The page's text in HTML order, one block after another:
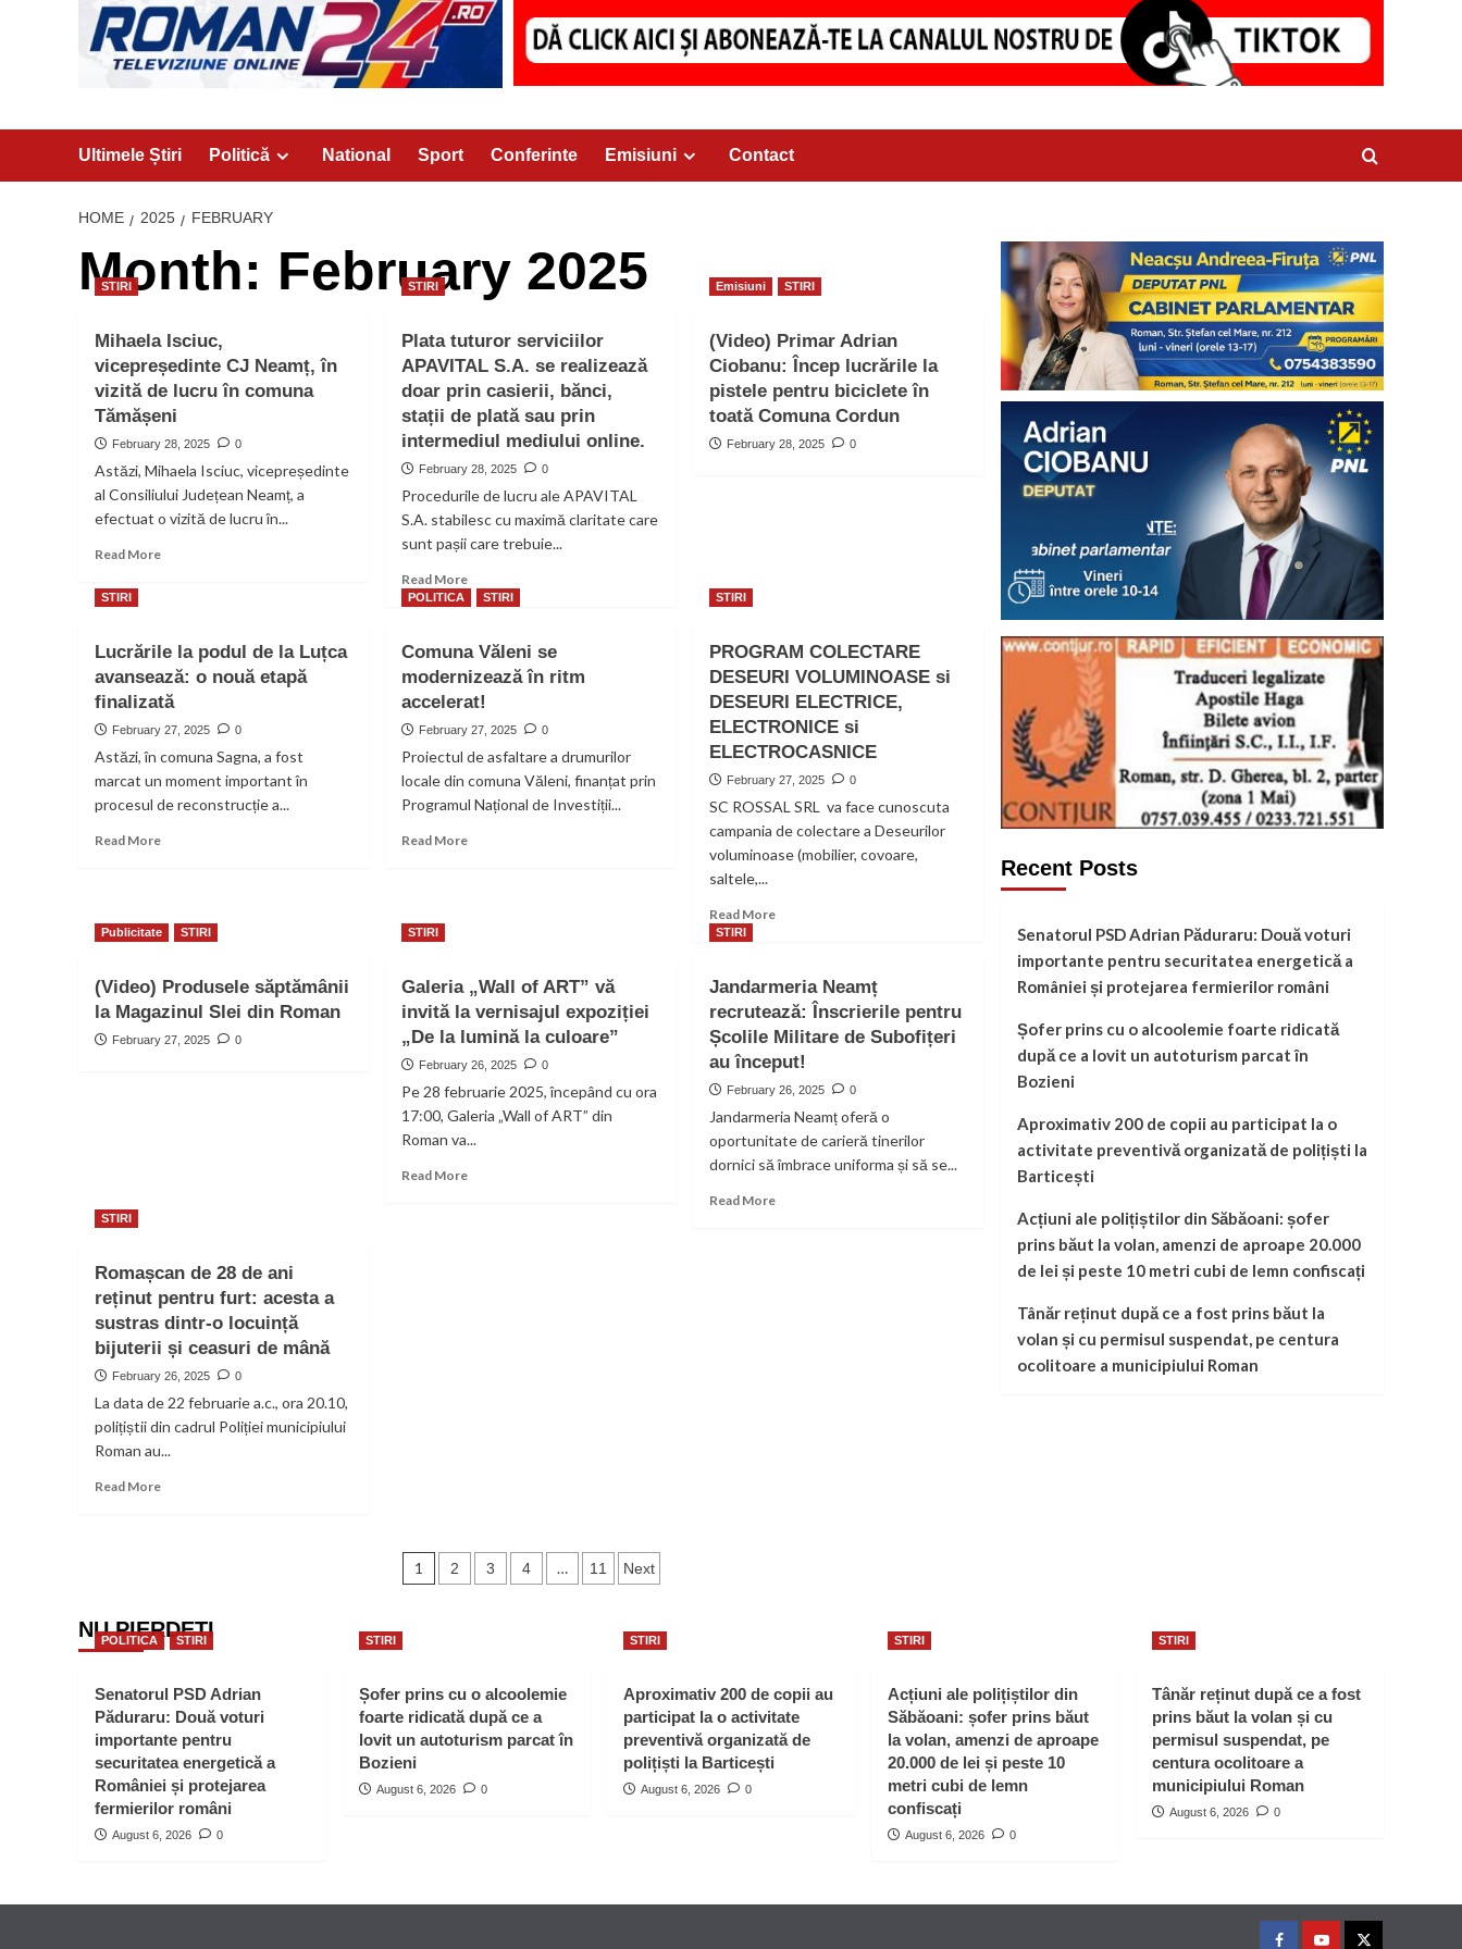
Ultimele Știri Politică National Sport Conferinte Emisiuni Contact
HOME 2025 FEBRUARY
Month: February 2025
STIRI
Mihaela Isciuc,
vicepreședinte CJ Neamț, în
vizită de lucru în comuna
Tămășeni
February 28, 2025 0
Astăzi, Mihaela Isciuc, vicepreședinte
al Consiliului Județean Neamț, a
efectuat o vizită de lucru în...
Read MoreRead
vicepreședinte
CJ
Neamț,
vizită
de
lucru
în
Tămășeni
STIRI
Plata tuturor serviciilor
APAVITAL S.A. se realizează
doar prin casierii, bănci,
stații de plată sau prin
intermediul mediului online.
February 28, 2025 0
Procedurile de lucru ale APAVITAL
S.A. stabilesc cu maximă claritate care
sunt pașii care trebuie...
Read MoreRead
more
tuturor
serviciilor
APAVITAL
realizează
doar
prin
bănci,
mediului
online.
Emisiuni STIRI
(Video) Primar Adrian
Ciobanu: Încep lucrările la
pistele pentru biciclete în
toată Comuna Cordun
February 28, 2025 0
STIRI
Lucrările la podul de la Luțca
avansează: o nouă etapă
finalizată
February 27, 2025 0
Astăzi, în comuna Sagna, a fost
marcat un moment important în
procesul de reconstrucție a...
Read MoreRead
la
podul
la
Luțca
avansează:
o
POLITICA STIRI
Comuna Văleni se
modernizează în ritm
accelerat!
February 27, 2025 0
Proiectul de asfaltare a drumurilor
locale din comuna Văleni, finanțat prin
Programul Național de Investiții...
Read MoreRead
accelerat!
STIRI
PROGRAM COLECTARE
DESEURI VOLUMINOASE si
DESEURI ELECTRICE,
ELECTRONICE si
ELECTROCASNICE
February 27, 2025 0
SC ROSSAL SRL va face cunoscuta
campania de colectare a Deseurilor
voluminoase (mobilier, covoare,
saltele,...
Read MoreRead
COLECTARE
DESEURI
VOLUMINOASE
si
DESEURI
ELECTRICE,
ELECTRONICE
si
ELECTROCASNICE
Publicitate STIRI
(Video) Produsele săptămânii
la Magazinul Slei din Roman
February 27, 2025 0
STIRI
Galeria „Wall of ART” vă
invită la vernisajul expoziției
„De la lumină la culoare”
February 26, 2025 0
Pe 28 februarie 2025, începând cu ora
17:00, Galeria „Wall of ART” din
Roman va...
Read MoreRead
STIRI
Jandarmeria Neamț
recrutează: Înscrierile pentru
Școlile Militare de Subofițeri
au început!
February 26, 2025 0
Jandarmeria Neamț oferă o
oportunitate de carieră tinerilor
dornici să îmbrace uniforma și să se...
Read MoreRead
STIRI
Romașcan de 28 de ani
reținut pentru furt: acesta a
sustras dintr-o locuință
bijuterii și ceasuri de mână
February 26, 2025 0
La data de 22 februarie a.c., ora 20.10,
polițiștii din cadrul Poliției municipiului
Roman au...
Read MoreRead
ani
reținut
furt:
acesta
a
sustras
dintr-
o
locuință
bijuterii
Posts
1 2 3 4 … 11 Next
Recent Posts
Senatorul PSD Adrian Păduraru: Două voturi
importante pentru securitatea energetică a
României și protejarea fermierilor români
Șofer prins cu o alcoolemie foarte ridicată
după ce a lovit un autoturism parcat în
Bozieni
Aproximativ 200 de copii au participat la o
activitate preventivă organizată de polițiști la
Barticești
Acțiuni ale polițiștilor din Săbăoani: șofer
prins băut la volan, amenzi de aproape 20.000
de lei și peste 10 metri cubi de lemn confiscați
Tânăr reținut după ce a fost prins băut la
volan și cu permisul suspendat, pe centura
ocolitoare a municipiului Roman
NU PIERDEȚI
POLITICA STIRI
Senatorul PSD Adrian
Păduraru: Două voturi
importante pentru
securitatea energetică a
României și protejarea
fermierilor români
August 6, 2026 0
STIRI
Șofer prins cu o alcoolemie
foarte ridicată după ce a
lovit un autoturism parcat în
Bozieni
August 6, 2026 0
STIRI
Aproximativ 200 de copii au
participat la o activitate
preventivă organizată de
polițiști la Barticești
August 6, 2026 0
STIRI
Acțiuni ale polițiștilor din
Săbăoani: șofer prins băut
la volan, amenzi de aproape
20.000 de lei și peste 10
metri cubi de lemn
confiscați
August 6, 2026 0
STIRI
Tânăr reținut după ce a fost
prins băut la volan și cu
permisul suspendat, pe
centura ocolitoare a
municipiului Roman
August 6, 2026 0